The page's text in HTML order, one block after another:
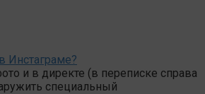
Инстаграме?
и в директе (в переписке справа
специальный